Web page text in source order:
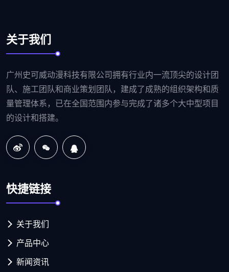
关于我们
广州史可威动漫科技有限公司拥有行业内一流顶尖的设计团
队、施工团队和商业策划团队，建成了成熟的组织架构和质
量管理体系，已在全国范围内参与完成了诸多个大中型项目
的设计和搭建。
快捷链接
关于我们
产品中心
新闻资讯